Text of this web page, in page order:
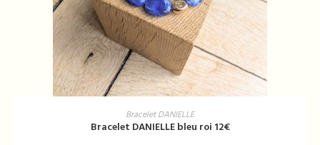
AJOUTER AU PANIER
Bracelet DANIELLE
Bracelet DANIELLE bleu roi 12€